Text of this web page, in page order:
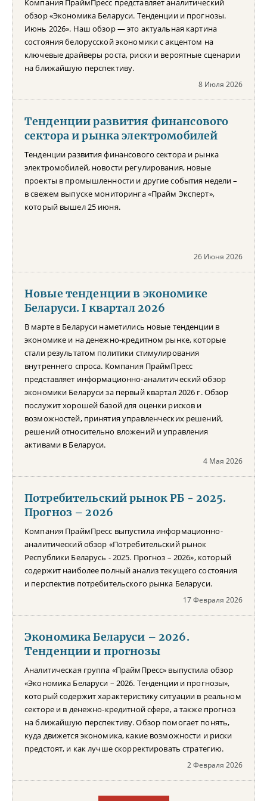
Компания ПраймПресс представляет аналитический
обзор «Экономика Беларуси. Тенденции и прогнозы.
Июнь 2026». Наш обзор — это актуальная картина
состояния белорусской экономики с акцентом на
ключевые драйверы роста, риски и вероятные сценарии
на ближайшую перспективу.
8 Июля 2026
Тенденции развития финансового
сектора и рынка электромобилей
Тенденции развития финансового сектора и рынка
электромобилей, новости регулирования, новые
проекты в промышленности и другие события недели –
в свежем выпуске мониторинга «Прайм Эксперт»,
который вышел 25 июня.
26 Июня 2026
Новые тенденции в экономике
Беларуси. I квартал 2026
В марте в Беларуси наметились новые тенденции в
экономике и на денежно-кредитном рынке, которые
стали результатом политики стимулирования
внутреннего спроса. Компания ПраймПресс
представляет информационно-аналитический обзор
экономики Беларуси за первый квартал 2026 г. Обзор
послужит хорошей базой для оценки рисков и
возможностей, принятия управленческих решений,
решений относительно вложений и управления
активами в Беларуси.
4 Мая 2026
Потребительский рынок РБ - 2025.
Прогноз – 2026
Компания ПраймПресс выпустила информационно-
аналитический обзор «Потребительский рынок
Республики Беларусь - 2025. Прогноз – 2026», который
содержит наиболее полный анализ текущего состояния
и перспектив потребительского рынка Беларуси.
17 Февраля 2026
Экономика Беларуси – 2026.
Тенденции и прогнозы
Аналитическая группа «ПраймПресс» выпустила обзор
«Экономика Беларуси – 2026. Тенденции и прогнозы»,
который содержит характеристику ситуации в реальном
секторе и в денежно-кредитной сфере, а также прогноз
на ближайшую перспективу. Обзор помогает понять,
куда движется экономика, какие возможности и риски
предстоят, и как лучше скорректировать стратегию.
2 Февраля 2026